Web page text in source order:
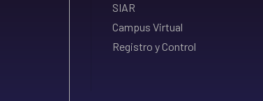
SIAR
Campus Virtual
Registro y Control